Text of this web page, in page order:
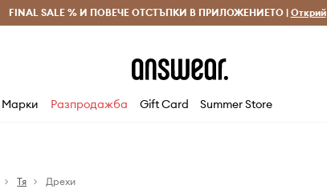
и връщане за поръчки над 70 EUR Доставка 1-5 дни
FINAL SALE % И ПОВЕЧЕ ОТСТЪПКИ В ПРИЛОЖЕНИЕТО | Открий
Марки Разпродажба Gift Card Summer Store
Тя Дрехи